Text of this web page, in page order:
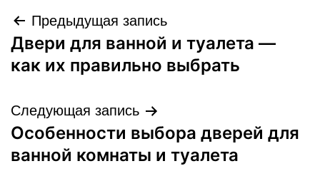
Навигация
по
Предыдущая запись
Двери для ванной и туалета —
как их правильно выбрать
Следующая запись
Особенности выбора дверей для
ванной комнаты и туалета